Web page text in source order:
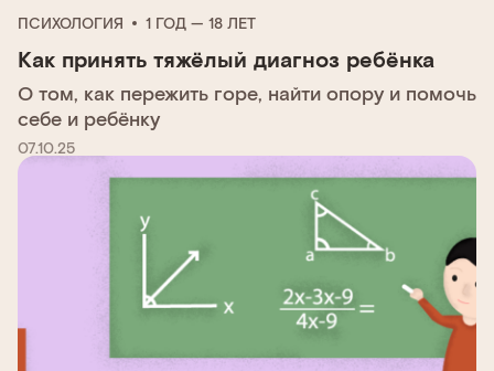
ПСИХОЛОГИЯ 1 ГОД — 18 ЛЕТ
Как принять тяжёлый диагноз ребёнка
О том, как пережить горе, найти опору и помочь
себе и ребёнку
07.10.25